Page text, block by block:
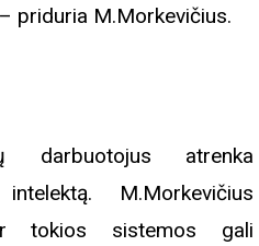
priduria M.Morkevičius.
darbuotojus atrenka
M.Morkevičius
tokios sistemos gali